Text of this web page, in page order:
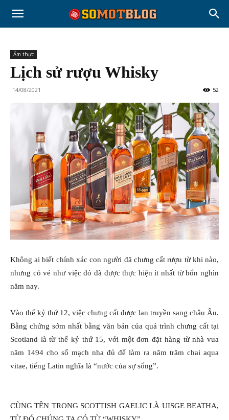
Ẩm thực
Lịch sử rượu Whisky
14/08/2021 52
Không ai biết chính xác con người đã chưng cất rượu từ khi nào,
nhưng có vẻ như việc đó đã được thực hiện ít nhất từ bốn nghìn
năm nay.
Vào thế kỷ thứ 12, việc chưng cất được lan truyền sang châu Âu.
Bằng chứng sớm nhất bằng văn bản của quá trình chưng cất tại
Scotland là từ thế kỷ thứ 15, với một đơn đặt hàng từ nhà vua
năm 1494 cho số mạch nha đủ để làm ra năm trăm chai aqua
vitae, tiếng Latin nghĩa là “nước của sự sống”.
CÙNG TÊN TRONG SCOTTISH GAELIC LÀ UISGE BEATHA,